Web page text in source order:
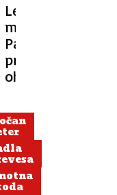
Ledeni
možje:
Pankracij
prinesel
ohladitev